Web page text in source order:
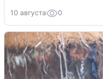
10 августа 0